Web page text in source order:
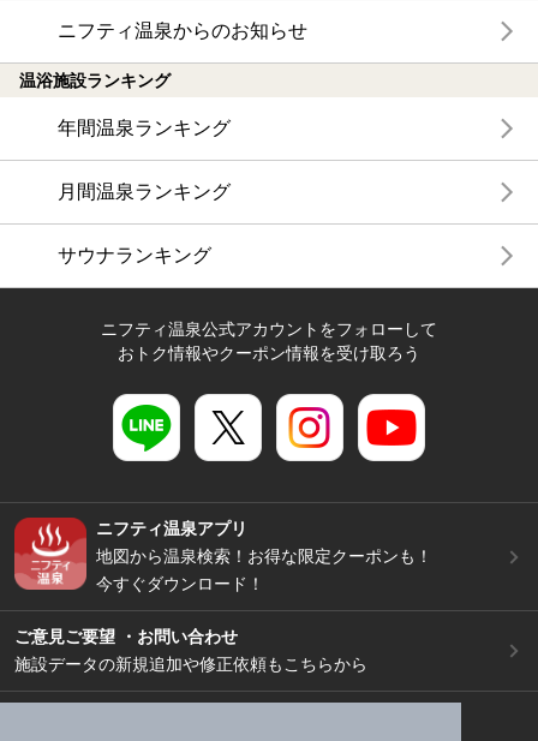
ニフティ温泉からのお知らせ
温浴施設ランキング
年間温泉ランキング
月間温泉ランキング
サウナランキング
ニフティ温泉公式アカウントをフォローして
おトク情報やクーポン情報を受け取ろう
ニフティ温泉アプリ
地図から温泉検索！お得な限定クーポンも！
今すぐダウンロード！
ご意見ご要望 ・お問い合わせ
施設データの新規追加や修正依頼もこちらから